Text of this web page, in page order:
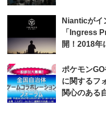
Nianticがイ
「Ingress
開！2018年
ポケモン
に関するフ
関心のある